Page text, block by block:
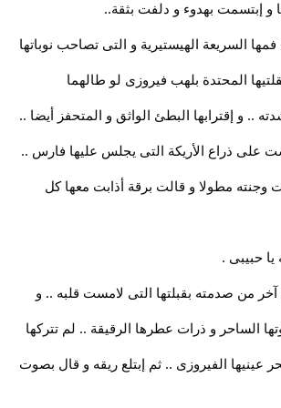
و إبتسمت بهدوء و دلفت بثقة..
السريعة الهيستيرية و التى تصاحب نوباتها
المحتدة بلهب فيروزى لو طالهما
.. و إقترابها البطئ الواثق و المتحفز أيضا ..
على ذراع الأريكة التى يجلس عليها فارس ..
وجنته مطولا و قالت برقة أذابت معها كل
يا حبيبى .
من صدمته بقبلتها التى لامست قلبه .. و
الساحر و ذرات عطرها الرقيقة .. لم تتركها
عينيها الفيروزى .. ثم إبتلع ريقه و قال بصوت